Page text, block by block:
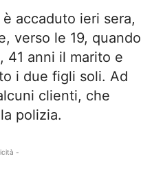
accaduto ieri sera,
verso le 19, quando
41 anni il marito e
i due figli soli. Ad
clienti, che
polizia.
-